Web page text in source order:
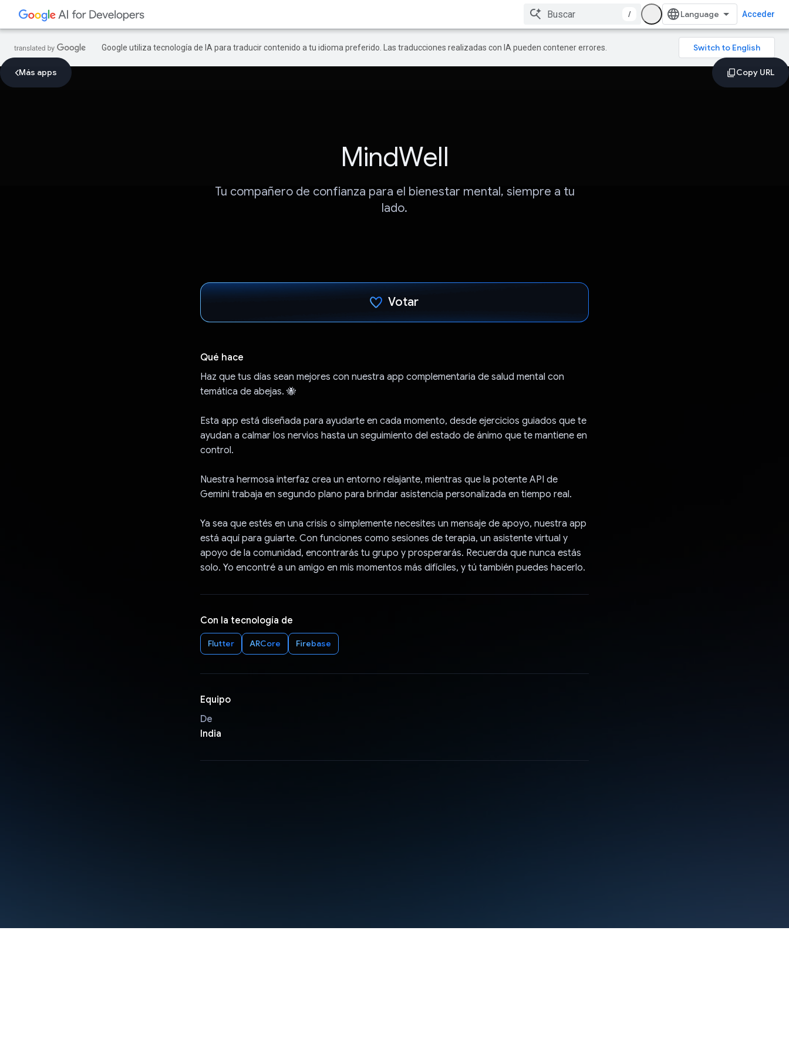
/ Acceder
Google utiliza tecnología de IA para traducir contenido a tu idioma preferido. Las traducciones realizadas con IA pueden contener errores.
Más apps
MindWell
Tu compañero de confianza para el bienestar mental, siempre a tu
lado.
Votar
Qué hace
Haz que tus días sean mejores con nuestra app complementaria de salud mental con
temática de abejas. 🐝
Esta app está diseñada para ayudarte en cada momento, desde ejercicios guiados que te
ayudan a calmar los nervios hasta un seguimiento del estado de ánimo que te mantiene en
control.
Nuestra hermosa interfaz crea un entorno relajante, mientras que la potente API de
Gemini trabaja en segundo plano para brindar asistencia personalizada en tiempo real.
Ya sea que estés en una crisis o simplemente necesites un mensaje de apoyo, nuestra app
está aquí para guiarte. Con funciones como sesiones de terapia, un asistente virtual y
apoyo de la comunidad, encontrarás tu grupo y prosperarás. Recuerda que nunca estás
solo. Yo encontré a un amigo en mis momentos más difíciles, y tú también puedes hacerlo.
Con la tecnología de
Flutter ARCore Firebase
Equipo
De
India